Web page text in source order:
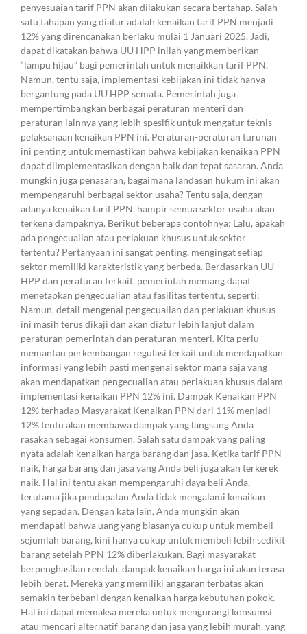
penyesuaian tarif PPN akan dilakukan secara bertahap. Salah
satu tahapan yang diatur adalah kenaikan tarif PPN menjadi
12% yang direncanakan berlaku mulai 1 Januari 2025. Jadi,
dapat dikatakan bahwa UU HPP inilah yang memberikan
“lampu hijau” bagi pemerintah untuk menaikkan tarif PPN.
Namun, tentu saja, implementasi kebijakan ini tidak hanya
bergantung pada UU HPP semata. Pemerintah juga
mempertimbangkan berbagai peraturan menteri dan
peraturan lainnya yang lebih spesifik untuk mengatur teknis
pelaksanaan kenaikan PPN ini. Peraturan-peraturan turunan
ini penting untuk memastikan bahwa kebijakan kenaikan PPN
dapat diimplementasikan dengan baik dan tepat sasaran. Anda
mungkin juga penasaran, bagaimana landasan hukum ini akan
mempengaruhi berbagai sektor usaha? Tentu saja, dengan
adanya kenaikan tarif PPN, hampir semua sektor usaha akan
terkena dampaknya. Berikut beberapa contohnya: Lalu, apakah
ada pengecualian atau perlakuan khusus untuk sektor
tertentu? Pertanyaan ini sangat penting, mengingat setiap
sektor memiliki karakteristik yang berbeda. Berdasarkan UU
HPP dan peraturan terkait, pemerintah memang dapat
menetapkan pengecualian atau fasilitas tertentu, seperti:
Namun, detail mengenai pengecualian dan perlakuan khusus
ini masih terus dikaji dan akan diatur lebih lanjut dalam
peraturan pemerintah dan peraturan menteri. Kita perlu
memantau perkembangan regulasi terkait untuk mendapatkan
informasi yang lebih pasti mengenai sektor mana saja yang
akan mendapatkan pengecualian atau perlakuan khusus dalam
implementasi kenaikan PPN 12% ini. Dampak Kenaikan PPN
12% terhadap Masyarakat Kenaikan PPN dari 11% menjadi
12% tentu akan membawa dampak yang langsung Anda
rasakan sebagai konsumen. Salah satu dampak yang paling
nyata adalah kenaikan harga barang dan jasa. Ketika tarif PPN
naik, harga barang dan jasa yang Anda beli juga akan terkerek
naik. Hal ini tentu akan mempengaruhi daya beli Anda,
terutama jika pendapatan Anda tidak mengalami kenaikan
yang sepadan. Dengan kata lain, Anda mungkin akan
mendapati bahwa uang yang biasanya cukup untuk membeli
sejumlah barang, kini hanya cukup untuk membeli lebih sedikit
barang setelah PPN 12% diberlakukan. Bagi masyarakat
berpenghasilan rendah, dampak kenaikan harga ini akan terasa
lebih berat. Mereka yang memiliki anggaran terbatas akan
semakin terbebani dengan kenaikan harga kebutuhan pokok.
Hal ini dapat memaksa mereka untuk mengurangi konsumsi
atau mencari alternatif barang dan jasa yang lebih murah, yang